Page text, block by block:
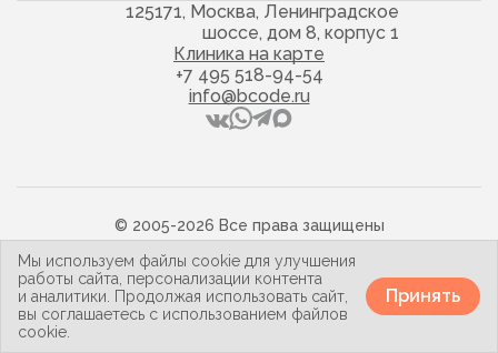
Мы используем файлы cookie для улучшения
работы сайта, персонализации контента
и аналитики. Продолжая использовать сайт,
вы соглашаетесь с использованием файлов
cookie.
Принять
125171, Москва, Ленинградское
шоссе, дом 8, корпус 1
Клиника на карте
+7 495 518-94-54
info@bcode.ru
© 2005-2026 Все права защищены
Карта сайта